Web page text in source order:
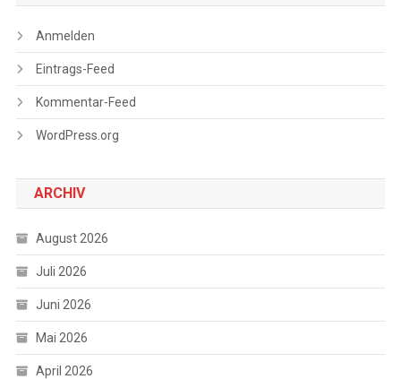
Anmelden
Eintrags-Feed
Kommentar-Feed
WordPress.org
ARCHIV
August 2026
Juli 2026
Juni 2026
Mai 2026
April 2026